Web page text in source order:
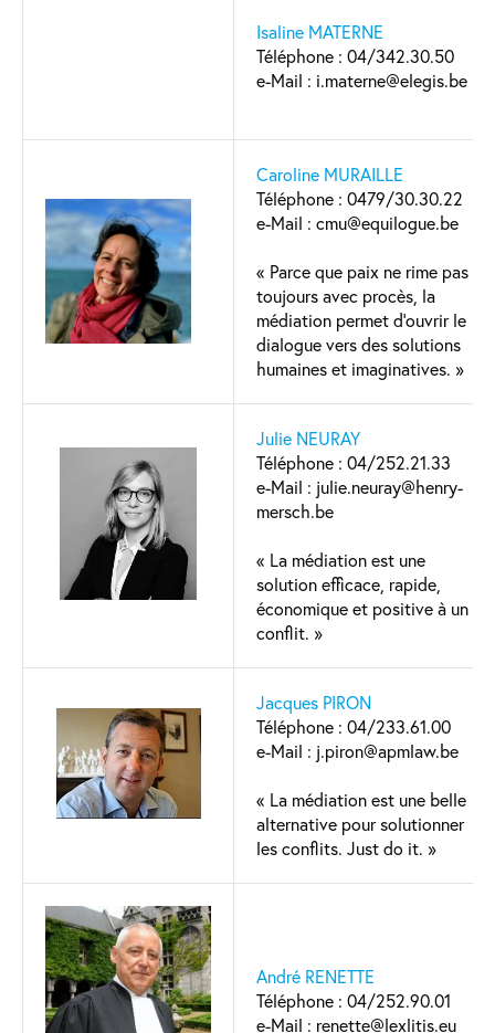
Isaline MATERNE
Téléphone : 04/342.30.50
e-Mail : i.materne@elegis.be
Caroline MURAILLE
Téléphone : 0479/30.30.22
e-Mail : cmu@equilogue.be
« Parce que paix ne rime pas
toujours avec procès, la
médiation permet d’ouvrir le
dialogue vers des solutions
humaines et imaginatives. »
Julie NEURAY
Téléphone : 04/252.21.33
e-Mail : julie.neuray@henry-
mersch.be
« La médiation est une
solution efficace, rapide,
économique et positive à un
conflit. »
Jacques PIRON
Téléphone : 04/233.61.00
e-Mail : j.piron@apmlaw.be
« La médiation est une belle
alternative pour solutionner
les conflits. Just do it. »
André RENETTE
Téléphone : 04/252.90.01
e-Mail : renette@lexlitis.eu